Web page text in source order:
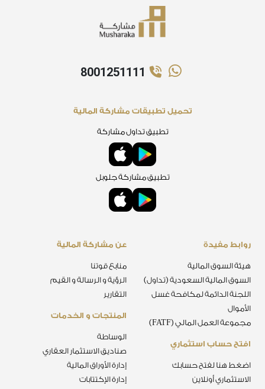
8001251111
المنتجات و الخدمات
الوساطة
صناديق الاستثمار العقاري
إدارة الأوراق المالية
إدارة الإكتتابات
عن مشاركة المالية
منابع قوتنا
الرؤية و الرسالة و القيم
التقارير
افتح حساب استثماري
اضغط هنا لفتح حسابك
الاستثماري أونلاين
روابط مفيدة
هيئة السوق المالية
السوق المالية السعودية (تداول)
اللجنة الدائمة لمكافحة غسل
الأموال
مجموعة العمل المالي (FATF)
تحميل تطبيقات مشاركة المالية
تطبيق تداول مشاركة
تطبيق مشاركة جلوبل